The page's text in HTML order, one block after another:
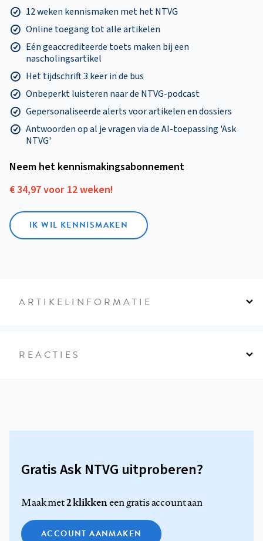
12 weken kennismaken met het NTVG
Online toegang tot alle artikelen
Eén geaccrediteerde toets maken bij een
nascholingsartikel
Het tijdschrift 3 keer in de bus
Onbeperkt luisteren naar de NTVG-podcast
Gepersonaliseerde alerts voor artikelen en dossiers
Antwoorden op al je vragen via de AI-toepassing 'Ask
NTVG'
Neem het kennismakings­abonnement
€ 34,97 voor 12 weken!
IK WIL KENNISMAKEN
ARTIKELINFORMATIE
REACTIES
Gratis Ask NTVG uitproberen?
Maak met2 klikkeneen gratis account aan
ACCOUNT AANMAKEN